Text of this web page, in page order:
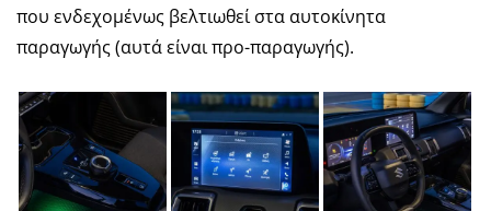
που ενδεχομένως βελτιωθεί στα αυτοκίνητα
παραγωγής (αυτά είναι προ-παραγωγής).